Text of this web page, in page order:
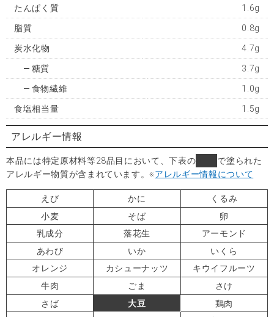
たんぱく質 1.6g
脂質 0.8g
炭水化物 4.7g
糖質 3.7g
食物繊維 1.0g
食塩相当量 1.5g
アレルギー情報
本品には特定原材料等28品目において、下表の
で塗られた
アレルギー物質が含まれています。※アレルギー情報について
えび かに
くるみ
小麦
そば
卵
乳成分
落花生
アーモンド
あわび
いか
いくら
オレンジ
カシューナッツ
キウイフルーツ
牛肉
ごま
さけ
さば
大豆
鶏肉